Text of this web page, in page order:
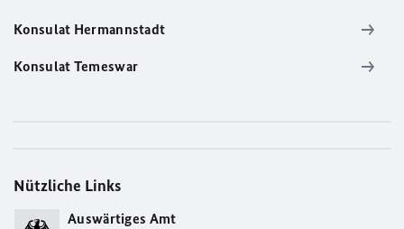
Konsulat Hermannstadt
Konsulat Temeswar
Nützliche Links
Auswärtiges Amt